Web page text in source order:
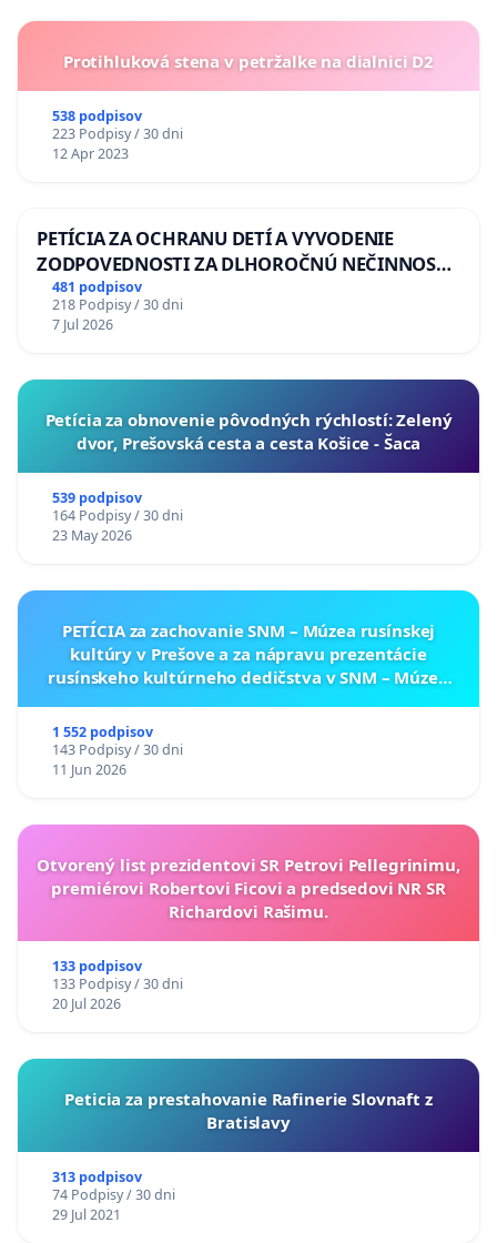
Protihluková stena v petržalke na dialnici D2
538 podpisov
223 Podpisy / 30 dni
12 Apr 2023
PETÍCIA ZA OCHRANU DETÍ A VYVODENIE
ZODPOVEDNOSTI ZA DLHOROČNÚ NEČINNOSŤ
A ZLYHANIE ŠTÁTU
481 podpisov
218 Podpisy / 30 dni
7 Jul 2026
​Petícia za obnovenie pôvodných rýchlostí: Zelený
dvor, Prešovská cesta a cesta Košice - Šaca
539 podpisov
164 Podpisy / 30 dni
23 May 2026
PETÍCIA za zachovanie SNM – Múzea rusínskej
kultúry v Prešove a za nápravu prezentácie
rusínskeho kultúrneho dedičstva v SNM – Múzeu
1 552 podpisov
143 Podpisy / 30 dni
11 Jun 2026
Otvorený list prezidentovi SR Petrovi Pellegrinimu,
premiérovi Robertovi Ficovi a predsedovi NR SR
Richardovi Rašimu.
133 podpisov
133 Podpisy / 30 dni
20 Jul 2026
Peticia za prestahovanie Rafinerie Slovnaft z
Bratislavy
313 podpisov
74 Podpisy / 30 dni
29 Jul 2021